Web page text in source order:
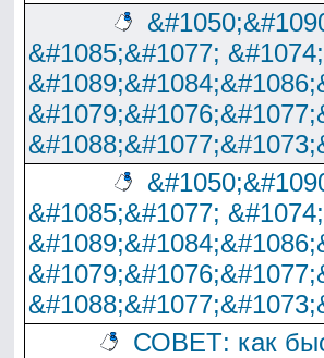
&#1085;&#1077;
&#1085;&#1077;
СОВЕТ: как